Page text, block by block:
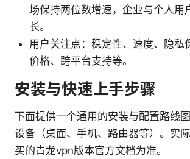
场保持两位数增速，企业与个人用
长。
用户关注点：稳定性、速度、隐私
价格、跨平台支持等。
安装与快速上手步骤
下面提供一个通用的安装与配置路线
设备（桌面、手机、路由器等）。实
买的青龙vpn版本官方文档为准。